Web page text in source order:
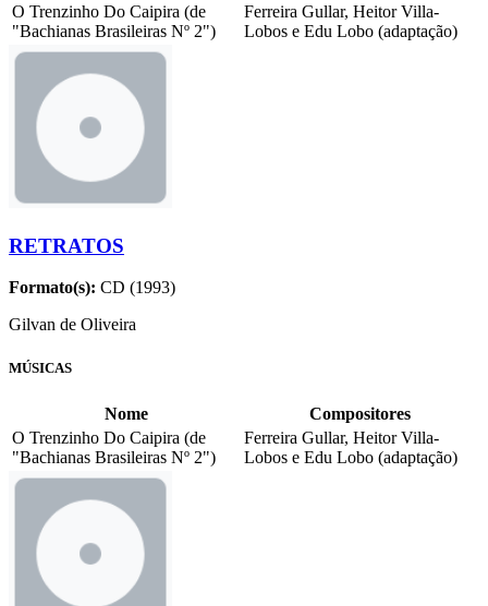
O Trenzinho Do Caipira (de
"Bachianas Brasileiras Nº 2")
Ferreira Gullar, Heitor Villa-
Lobos e Edu Lobo (adaptação)
RETRATOS
Formato(s): CD (1993)
Gilvan de Oliveira
MÚSICAS
Nome
Compositores
O Trenzinho Do Caipira (de
"Bachianas Brasileiras Nº 2")
Ferreira Gullar, Heitor Villa-
Lobos e Edu Lobo (adaptação)